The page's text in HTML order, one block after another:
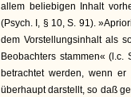
allem beliebigen Inhalt
(Psych. I, § 10, S. 91).
dem Vorstellungsinhalt als
Beobachters stammen«
betrachtet werden, wenn er
überhaupt darstellt, so daß